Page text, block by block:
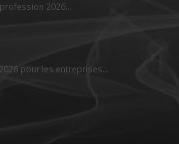
2026...
pour les entreprises...